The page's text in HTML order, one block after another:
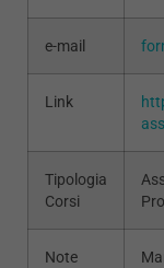
e-mail
Link
Tipologia
Corsi
Note